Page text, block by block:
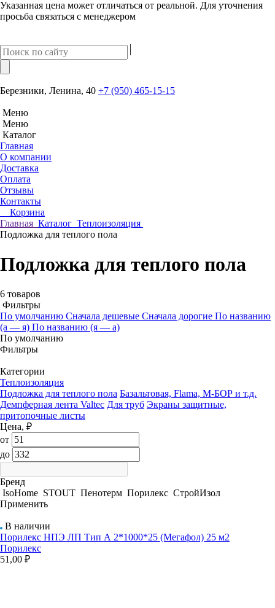
Указанная цена может отличаться от реальной. Для уточнения
просьба связаться с менеджером
Березники, Ленина, 40 +7 (950) 465-15-15
Меню
Меню
Каталог
Главная
О компании
Доставка
Оплата
Отзывы
Контакты
Корзина
Главная Каталог Теплоизоляция
Подложка для теплого пола
Подложка для теплого пола
6 товаров
Фильтры
По умолчанию Сначала дешевые Сначала дорогие По названию
(а — я) По названию (я — а)
По умолчанию
Фильтры
Категории
Теплоизоляция
Подложка для теплого пола Базальтовая, Flama, М-БОР и т.д.
Демпферная лента Valtec Для труб Экраны защитные,
притопочные листы
Цена, ₽
от
до
Бренд
IsoHome STOUT Пенотерм Порилекс СтройИзол
Применить
В наличии
Порилекс НПЭ ЛП Тип А 2*1000*25 (Мегафол) 25 м2
Порилекс
51,00 ₽